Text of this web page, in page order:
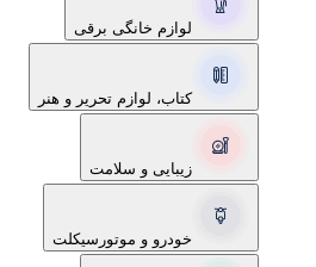
لوازم خانگی برقی
کتاب، لوازم تحریر و هنر
زیبایی و سلامت
خودرو و موتورسیکلت